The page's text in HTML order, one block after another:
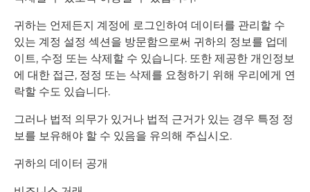
귀하는 언제든지 계정에 로그인하여 데이터를 관리할 수
있는 계정 설정 섹션을 방문함으로써 귀하의 정보를 업데
이트, 수정 또는 삭제할 수 있습니다. 또한 제공한 개인정보
에 대한 접근, 정정 또는 삭제를 요청하기 위해 우리에게 연
락할 수도 있습니다.
그러나 법적 의무가 있거나 법적 근거가 있는 경우 특정 정
보를 보유해야 할 수 있음을 유의해 주십시오.
귀하의 데이터 공개